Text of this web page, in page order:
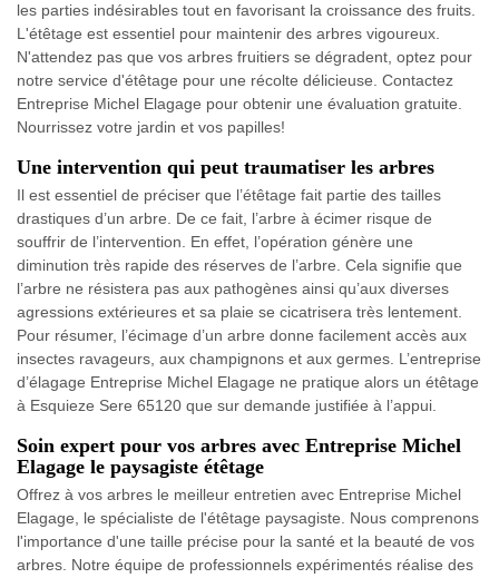
les parties indésirables tout en favorisant la croissance des fruits.
L'étêtage est essentiel pour maintenir des arbres vigoureux.
N'attendez pas que vos arbres fruitiers se dégradent, optez pour
notre service d'étêtage pour une récolte délicieuse. Contactez
Entreprise Michel Elagage pour obtenir une évaluation gratuite.
Nourrissez votre jardin et vos papilles!
Une intervention qui peut traumatiser les arbres
Il est essentiel de préciser que l’étêtage fait partie des tailles
drastiques d’un arbre. De ce fait, l’arbre à écimer risque de
souffrir de l’intervention. En effet, l’opération génère une
diminution très rapide des réserves de l’arbre. Cela signifie que
l’arbre ne résistera pas aux pathogènes ainsi qu’aux diverses
agressions extérieures et sa plaie se cicatrisera très lentement.
Pour résumer, l’écimage d’un arbre donne facilement accès aux
insectes ravageurs, aux champignons et aux germes. L’entreprise
d’élagage Entreprise Michel Elagage ne pratique alors un étêtage
à Esquieze Sere 65120 que sur demande justifiée à l’appui.
Soin expert pour vos arbres avec Entreprise Michel
Elagage le paysagiste étêtage
Offrez à vos arbres le meilleur entretien avec Entreprise Michel
Elagage, le spécialiste de l'étêtage paysagiste. Nous comprenons
l'importance d'une taille précise pour la santé et la beauté de vos
arbres. Notre équipe de professionnels expérimentés réalise des